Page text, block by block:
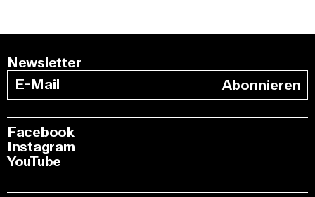
Newsletter
Abonnieren
Facebook
Instagram
YouTube